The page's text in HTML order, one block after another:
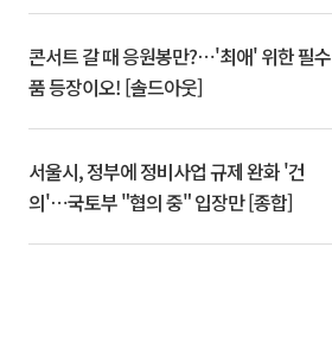
콘서트 갈 때 응원봉만?⋯'최애' 위한 필수
품 등장이오! [솔드아웃]
서울시, 정부에 정비사업 규제 완화 '건
의'⋯국토부 "협의 중" 입장만 [종합]